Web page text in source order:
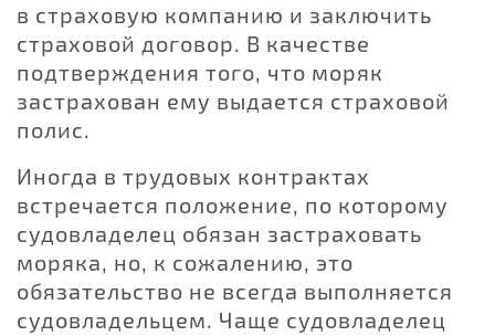
в страховую компанию и заключить
страховой договор. В качестве
подтверждения того, что моряк
застрахован ему выдается страховой
полис.
Иногда в трудовых контрактах
встречается положение, по которому
судовладелец обязан застраховать
моряка, но, к сожалению, это
обязательство не всегда выполняется
судовладельцем. Чаще судовладелец